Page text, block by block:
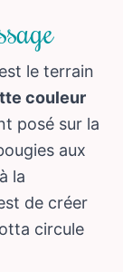
est le terrain
couleur
posé sur la
aux
la
de créer
circule